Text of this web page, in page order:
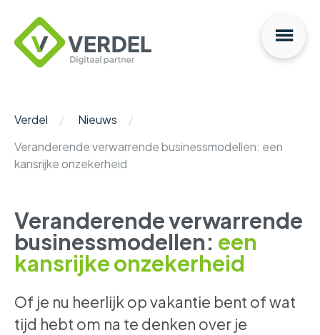
Verdel
Nieuws
Veranderende verwarrende businessmodellen: een
kansrijke onzekerheid
Veranderende verwarrende
businessmodellen: een
kansrijke onzekerheid
Of je nu heerlijk op vakantie bent of wat
tijd hebt om na te denken over je